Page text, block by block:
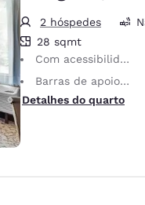
2 hóspedes
28 metros quadrados
28 sqmt
Com acessibilidade de mobilidade
Barras de apoio na banheira
Detalhes do quarto